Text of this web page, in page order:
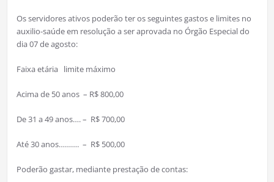
Os servidores ativos poderão ter os seguintes gastos e limites no
auxilio-saúde em resolução a ser aprovada no Órgão Especial do
dia 07 de agosto:
Faixa etária limite máximo
Acima de 50 anos – R$ 800,00
De 31 a 49 anos…. – R$ 700,00
Até 30 anos………. – R$ 500,00
Poderão gastar, mediante prestação de contas: